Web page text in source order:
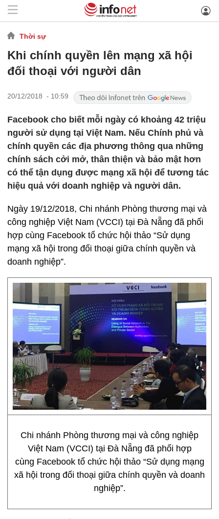
Thời sự
Khi chính quyền lên mạng xã hội
đối thoại với người dân
20/12/2018 - 10:59
Facebook cho biết mỗi ngày có khoảng 42 triệu
người sử dụng tại Việt Nam. Nếu Chính phủ và
chính quyền các địa phương thông qua những
chính sách cởi mở, thân thiện và bảo mật hơn
có thể tận dụng được mạng xã hội để tương tác
hiệu quả với doanh nghiệp và người dân.
Ngày 19/12/2018, Chi nhánh Phòng thương mại và
công nghiệp Việt Nam (VCCI) tại Đà Nẵng đã phối
hợp cùng Facebook tổ chức hội thảo “Sử dụng
mạng xã hội trong đối thoại giữa chính quyền và
doanh nghiệp”.
Chi nhánh Phòng thương mại và công nghiệp
Việt Nam (VCCI) tại Đà Nẵng đã phối hợp
cùng Facebook tổ chức hội thảo “Sử dụng mạng
xã hội trong đối thoại giữa chính quyền và doanh
nghiệp”.